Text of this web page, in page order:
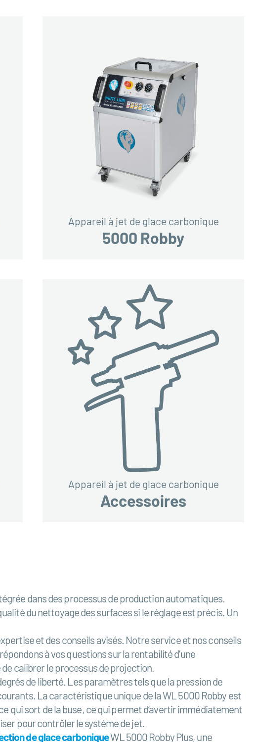
Appareil à jet de glace carbonique
5000 Robby
Appareil à jet de glace carbonique
Accessoires
dans des processus de production automatiques.
du nettoyage des surfaces si le réglage est précis. Un
et des conseils avisés. Notre service et nos conseils
à vos questions sur la rentabilité d’une
calibrer le processus de projection.
de liberté. Les paramètres tels que la pression de
La caractéristique unique de la WL 5000 Robby est
qui sort de la buse, ce qui permet d’avertir immédiatement
pour contrôler le système de jet.
de glace carboniqueWL 5000 Robby Plus, une